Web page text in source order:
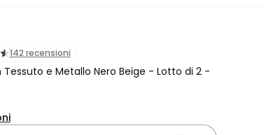
142 recensioni
e Metallo Nero Beige - Lotto di 2 -